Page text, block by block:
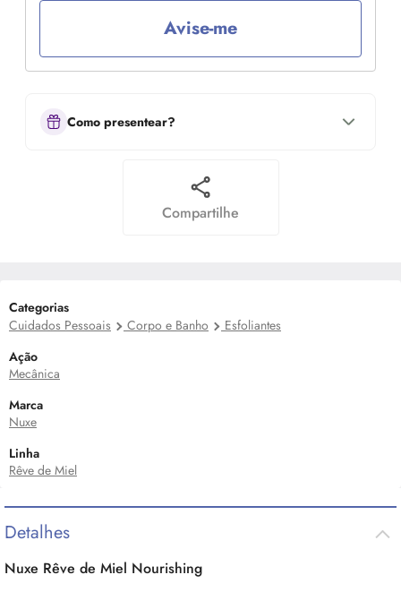
Avise-me
Como presentear?
Compartilhe
Categorias
Cuidados Pessoais
Corpo e Banho
Esfoliantes
Ação
Mecânica
Marca
Nuxe
Linha
Rêve de Miel
Detalhes
Nuxe Rêve de Miel Nourishing